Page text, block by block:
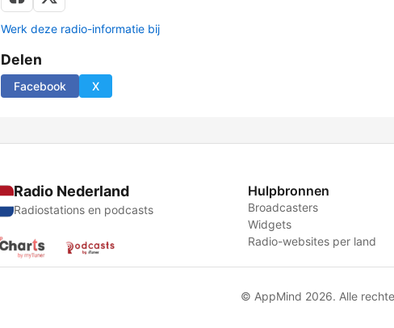
Werk deze radio-informatie bij
Delen
Facebook X
Radio Nederland
Radiostations en podcasts
Hulpbronnen
Broadcasters
Widgets
Radio-websites per land
© AppMind 2026. Alle